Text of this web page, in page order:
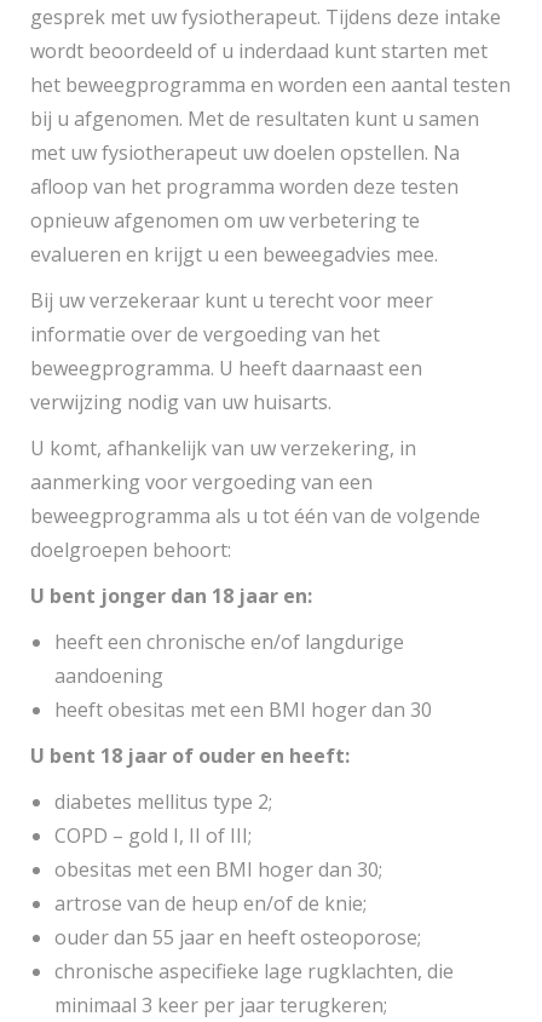
gesprek met uw fysiotherapeut. Tijdens deze intake
wordt beoordeeld of u inderdaad kunt starten met
het beweegprogramma en worden een aantal testen
bij u afgenomen. Met de resultaten kunt u samen
met uw fysiotherapeut uw doelen opstellen. Na
afloop van het programma worden deze testen
opnieuw afgenomen om uw verbetering te
evalueren en krijgt u een beweegadvies mee.
Bij uw verzekeraar kunt u terecht voor meer
informatie over de vergoeding van het
beweegprogramma. U heeft daarnaast een
verwijzing nodig van uw huisarts.
U komt, afhankelijk van uw verzekering, in
aanmerking voor vergoeding van een
beweegprogramma als u tot één van de volgende
doelgroepen behoort:
U bent jonger dan 18 jaar en:
heeft een chronische en/of langdurige
aandoening
heeft obesitas met een BMI hoger dan 30
U bent 18 jaar of ouder en heeft:
diabetes mellitus type 2;
COPD – gold I, II of III;
obesitas met een BMI hoger dan 30;
artrose van de heup en/of de knie;
ouder dan 55 jaar en heeft osteoporose;
chronische aspecifieke lage rugklachten, die
minimaal 3 keer per jaar terugkeren;